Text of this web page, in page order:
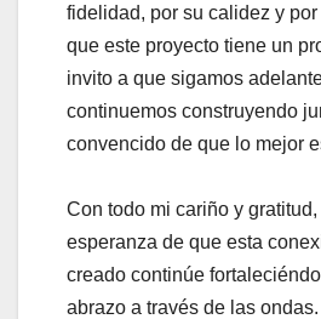
fidelidad, por su calidez y
que este proyecto tiene un
invito a que sigamos
continuemos construyendo
convencido de que lo mejor
Con todo mi cariño y
esperanza de que esta
creado continúe
abrazo a través de las ondas.